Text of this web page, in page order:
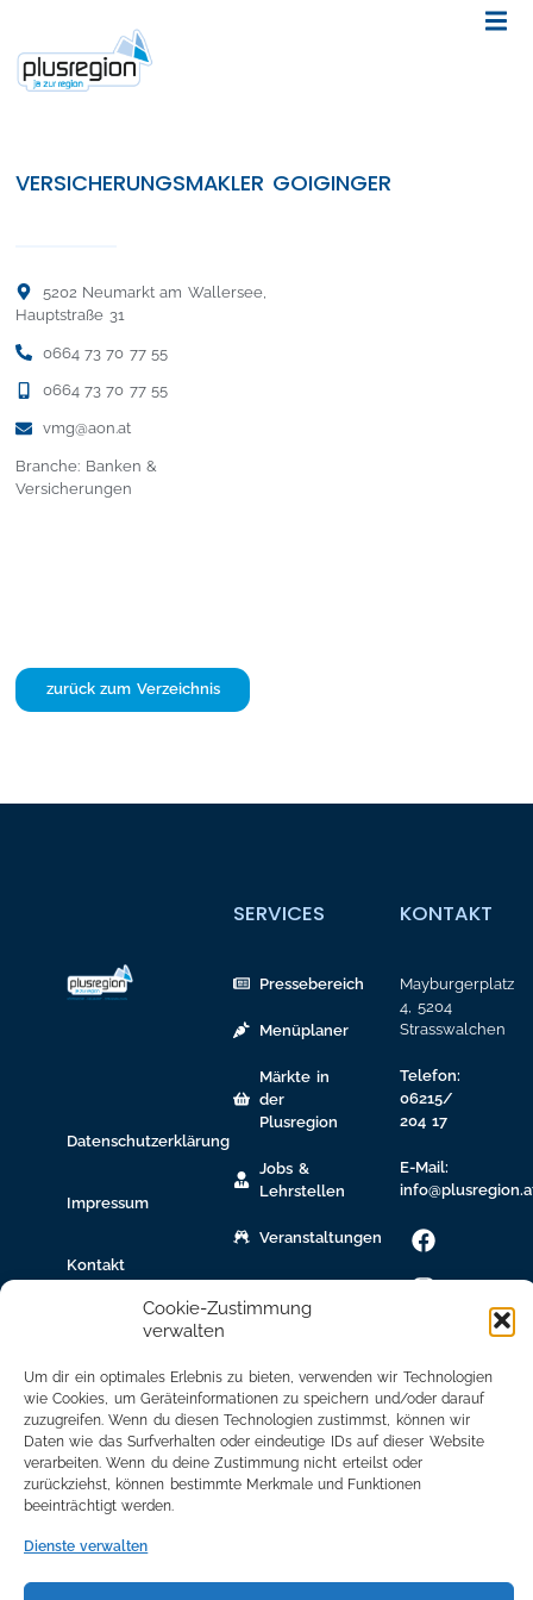
Cookie-Zustimmung
verwalten
Um dir ein optimales Erlebnis zu bieten, verwenden wir Technologien
wie Cookies, um Geräteinformationen zu speichern und/oder darauf
zuzugreifen. Wenn du diesen Technologien zustimmst, können wir
Daten wie das Surfverhalten oder eindeutige IDs auf dieser Website
verarbeiten. Wenn du deine Zustimmung nicht erteilst oder
zurückziehst, können bestimmte Merkmale und Funktionen
beeinträchtigt werden.
Dienste verwalten
VERSICHERUNGSMAKLER GOIGINGER
5202 Neumarkt am Wallersee,
Hauptstraße 31
0664 73 70 77 55
0664 73 70 77 55
vmg@aon.at
Branche: Banken &
Versicherungen
zurück zum Verzeichnis
Datenschutzerklärung
Impressum
Kontakt
SERVICES
Pressebereich
Menüplaner
Märkte in
der
Plusregion
Jobs &
Lehrstellen
Veranstaltungen
gew.
Immobilien
Newsletter
Anmeldung
Mitglied
werden
KONTAKT
Mayburgerplatz
4, 5204
Strasswalchen
Telefon:
06215/
204 17
E-Mail: